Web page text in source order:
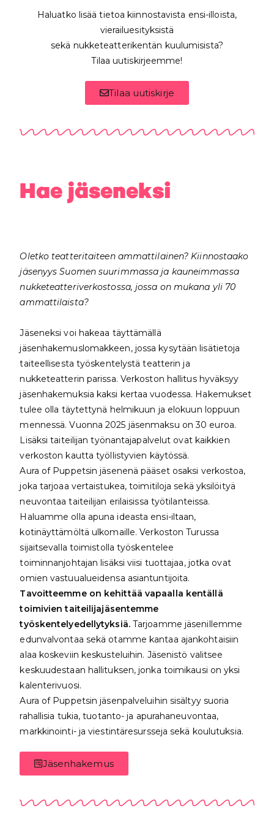
Haluatko lisää tietoa kiinnostavista ensi-illoista,
vierailuesityksistä
sekä nukketeatterikentän kuulumisista?
Tilaa uutiskirjeemme!
Tilaa uutiskirje
Hae jäseneksi
Oletko teatteritaiteen ammattilainen? Kiinnostaako
jäsenyys Suomen suurimmassa ja kauneimmassa
nukketeatteriverkostossa, jossa on mukana yli 70
ammattilaista?
Jäseneksi voi hakeaa täyttämällä
jäsenhakemuslomakkeen, jossa kysytään lisätietoja
taiteellisesta työskentelystä teatterin ja
nukketeatterin parissa. Verkoston hallitus hyväksyy
jäsenhakemuksia kaksi kertaa vuodessa. Hakemukset
tulee olla täytettynä helmikuun ja elokuun loppuun
mennessä. Vuonna 2025 jäsenmaksu on 30 euroa.
Lisäksi taiteilijan työnantajapalvelut ovat kaikkien
verkoston kautta työllistyvien käytössä.
Aura of Puppetsin jäsenenä pääset osaksi verkostoa,
joka tarjoaa vertaistukea, toimitiloja sekä yksilöityä
neuvontaa taiteilijan erilaisissa työtilanteissa.
Haluamme olla apuna ideasta ensi-iltaan,
kotinäyttämöltä ulkomaille. Verkoston Turussa
sijaitsevalla toimistolla työskentelee
toiminnanjohtajan lisäksi viisi tuottajaa, jotka ovat
omien vastuualueidensa asiantuntijoita.
Tavoitteemme on kehittää vapaalla kentällä
toimivien taiteilijajäsentemme
työskentelyedellytyksiä.Tarjoamme jäsenillemme
edunvalvontaa sekä otamme kantaa ajankohtaisiin
alaa koskeviin keskusteluihin. Jäsenistö valitsee
keskuudestaan hallituksen, jonka toimikausi on yksi
kalenterivuosi.
Aura of Puppetsin jäsenpalveluihin sisältyy suoria
rahallisia tukia, tuotanto- ja apurahaneuvontaa,
markkinointi- ja viestintäresursseja sekä koulutuksia.
Jäsenhakemus